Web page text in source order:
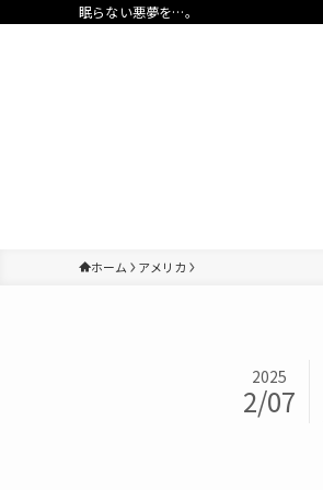
眠らない悪夢を…。
ホーム アメリカ
2025
2/07